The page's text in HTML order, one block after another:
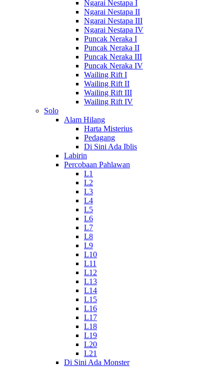
Ngarai Nestapa I
Ngarai Nestapa II
Ngarai Nestapa III
Ngarai Nestapa IV
Puncak Neraka I
Puncak Neraka II
Puncak Neraka III
Puncak Neraka IV
Wailing Rift I
Wailing Rift II
Wailing Rift III
Wailing Rift IV
Solo
Alam Hilang
Harta Misterius
Pedagang
Di Sini Ada Iblis
Labirin
Percobaan Pahlawan
L1
L2
L3
L4
L5
L6
L7
L8
L9
L10
L11
L12
L13
L14
L15
L16
L17
L18
L19
L20
L21
Di Sini Ada Monster